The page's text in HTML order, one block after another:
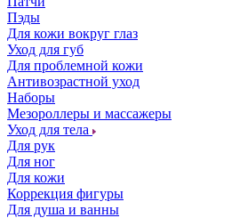
Пэды
Для кожи вокруг глаз
Уход для губ
Для проблемной кожи
Антивозрастной уход
Наборы
Мезороллеры и массажеры
Уход для тела
Для рук
Для ног
Для кожи
Коррекция фигуры
Для душа и ванны